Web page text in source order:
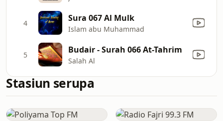
4 Sura 067 Al Mulk
Islam abu Muhammad
5 Budair - Surah 066 At-Tahrim
Salah Al
Stasiun serupa